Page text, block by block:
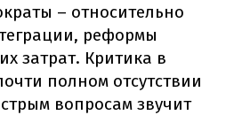
– относительно
реформы
затрат. Критика в
полном отсутствии
вопросам звучит